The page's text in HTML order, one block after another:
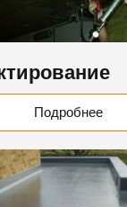
Подробнее